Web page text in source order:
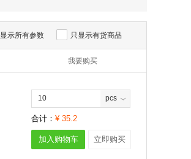
显示所有参数 只显示有货商品
我要购买
pcs
合计： ¥ 35.2
加入购物车 立即购买